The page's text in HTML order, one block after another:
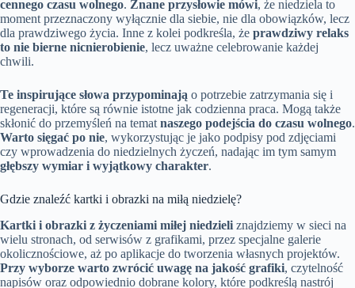
cennego czasu wolnego. Znane przysłowie mówi, że niedziela to
moment przeznaczony wyłącznie dla siebie, nie dla obowiązków, lecz
dla prawdziwego życia. Inne z kolei podkreśla, że prawdziwy relaks
to nie bierne nicnierobienie, lecz uważne celebrowanie każdej
chwili.
Te inspirujące słowa przypominają o potrzebie zatrzymania się i
regeneracji, które są równie istotne jak codzienna praca. Mogą także
skłonić do przemyśleń na temat naszego podejścia do czasu wolnego.
Warto sięgać po nie, wykorzystując je jako podpisy pod zdjęciami
czy wprowadzenia do niedzielnych życzeń, nadając im tym samym
głębszy wymiar i wyjątkowy charakter.
Gdzie znaleźć kartki i obrazki na miłą niedzielę?
Kartki i obrazki z życzeniami miłej niedzieli znajdziemy w sieci na
wielu stronach, od serwisów z grafikami, przez specjalne galerie
okolicznościowe, aż po aplikacje do tworzenia własnych projektów.
Przy wyborze warto zwrócić uwagę na jakość grafiki, czytelność
napisów oraz odpowiednio dobrane kolory, które podkreślą nastrój